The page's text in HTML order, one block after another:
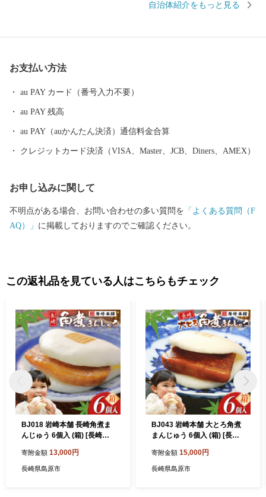
した雲仙普賢岳の溶岩ドーム「平成新山」、東には「有明海」を
でもあります。肥沃な大地の恩恵を受け、豊かな農業地帯が生み
出す、四季折々多種多様な島原産のブランド野菜の数々。ミネラ
モノの魚介類。さらには、魅力的で質が高い肉を生産する畜産業
や素材力を存分に活かした加工品など島原には“美味しい”がいっ
自治体紹介をもっと見る
お支払い方法
au PAY カード（番号入力不要）
au PAY 残高
au PAY（auかんたん決済）通信料金合算
クレジットカード決済（VISA、Master、JCB、Diners、AMEX）
お申し込みに関して
不明点がある場合、お問い合わせの多い質問を 「よくある質問（F
AQ）」 に掲載しておりますのでご確認ください。
この返礼品を見ている人はこちらもチェック
BJ018 岩崎本舗 長崎角煮ま
んじゅう 6個入 (箱) [長崎県
寄附金額 13,000円
長崎県島原市
BJ043 岩崎本舗 大とろ角煮
まんじゅう 6個入 (箱) [長崎
寄附金額 15,000円
長崎県島原市